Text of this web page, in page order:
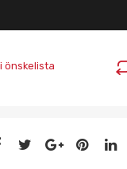
önskelista